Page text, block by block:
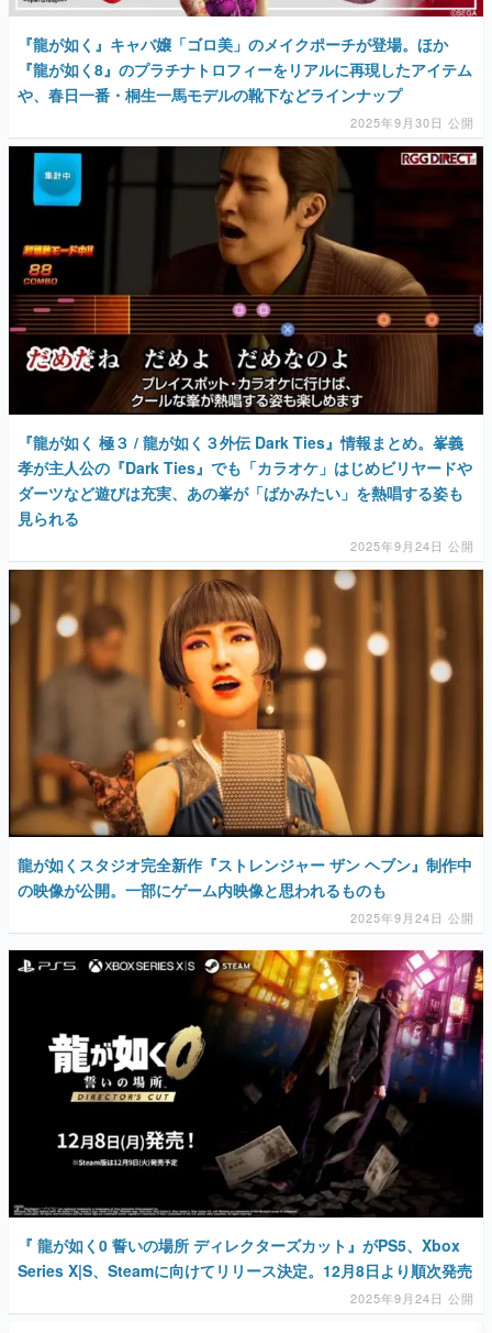
『龍が如く』キャバ嬢「ゴロ美」のメイクポーチが登場。ほか
『龍が如く8』のプラチナトロフィーをリアルに再現したアイテム
や、春日一番・桐生一馬モデルの靴下などラインナップ
2025年9月30日 公開
『龍が如く 極３ / 龍が如く３外伝 Dark Ties』情報まとめ。峯義
孝が主人公の『Dark Ties』でも「カラオケ」はじめビリヤードや
ダーツなど遊びは充実、あの峯が「ばかみたい」を熱唱する姿も
見られる
2025年9月24日 公開
龍が如くスタジオ完全新作『ストレンジャー ザン ヘブン』制作中
の映像が公開。一部にゲーム内映像と思われるものも
2025年9月24日 公開
『 龍が如く0 誓いの場所 ディレクターズカット』がPS5、Xbox
Series X|S、Steamに向けてリリース決定。12月8日より順次発売
2025年9月24日 公開